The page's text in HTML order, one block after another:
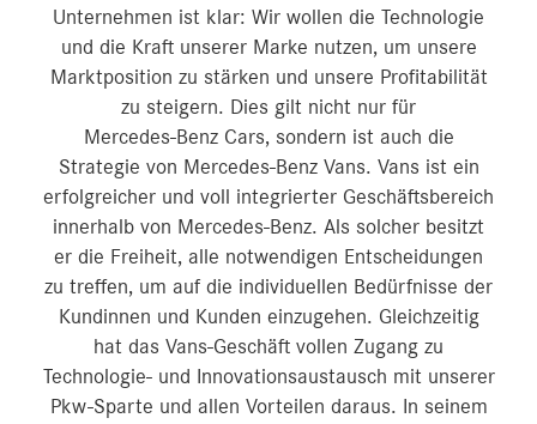
Unternehmen ist klar: Wir wollen die Technologie
und die Kraft unserer Marke nutzen, um unsere
Marktposition zu stärken und unsere Profitabilität
zu steigern. Dies gilt nicht nur für
Mercedes‑Benz Cars, sondern ist auch die
Strategie von Mercedes‑Benz Vans. Vans ist ein
erfolgreicher und voll integrierter Geschäftsbereich
innerhalb von Mercedes-Benz. Als solcher besitzt
er die Freiheit, alle notwendigen Entscheidungen
zu treffen, um auf die individuellen Bedürfnisse der
Kundinnen und Kunden einzugehen. Gleichzeitig
hat das Vans-Geschäft vollen Zugang zu
Technologie- und Innovationsaustausch mit unserer
Pkw-Sparte und allen Vorteilen daraus. In seinem